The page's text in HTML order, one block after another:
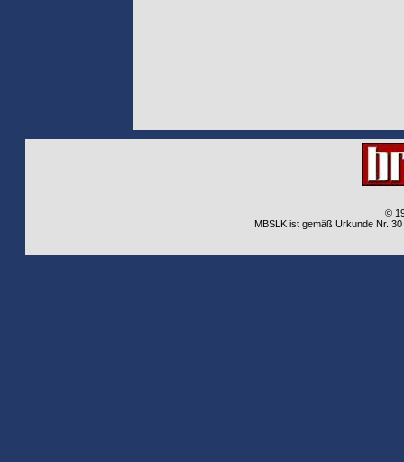
©
MBSLK ist gemäß Urkunde Nr.